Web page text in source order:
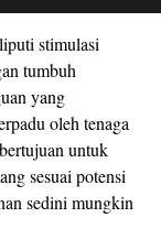
stimulasi
tumbuh
yang
oleh tenaga
untuk
sesuai potensi
sedini mungkin